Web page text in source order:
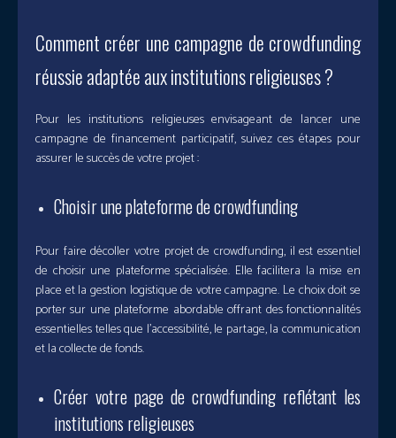
Comment créer une campagne de crowdfunding
réussie adaptée aux institutions religieuses ?
Pour les institutions religieuses envisageant de lancer une
campagne de financement participatif, suivez ces étapes pour
assurer le succès de votre projet :
Choisir une plateforme de crowdfunding
Pour faire décoller votre projet de crowdfunding, il est essentiel
de choisir une plateforme spécialisée. Elle facilitera la mise en
place et la gestion logistique de votre campagne. Le choix doit se
porter sur une plateforme abordable offrant des fonctionnalités
essentielles telles que l’accessibilité, le partage, la communication
et la collecte de fonds.
Créer votre page de crowdfunding reflétant les
institutions religieuses